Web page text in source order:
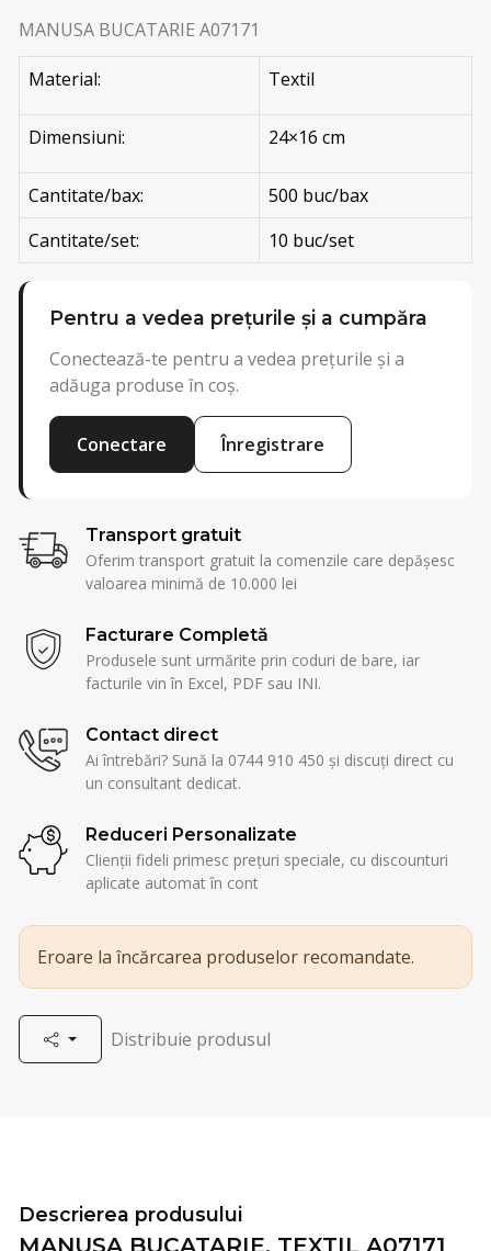
MANUSA BUCATARIE A07171
Material: Textil
Dimensiuni: 24×16 cm
Cantitate/bax:
500 buc/bax
Cantitate/set:
10 buc/set
Pentru a vedea prețurile și a cumpăra
Conectează-te pentru a vedea prețurile și a
adăuga produse în coș.
Conectare Înregistrare
Transport gratuit
Oferim transport gratuit la comenzile care depășesc
valoarea minimă de 10.000 lei
Facturare Completă
Produsele sunt urmărite prin coduri de bare, iar
facturile vin în Excel, PDF sau INI.
Contact direct
Ai întrebări? Sună la 0744 910 450 și discuți direct cu
un consultant dedicat.
Reduceri Personalizate
Clienții fideli primesc prețuri speciale, cu discounturi
aplicate automat în cont
Eroare la încărcarea produselor recomandate.
Distribuie produsul
Descrierea produsului
MANUSA BUCATARIE, TEXTIL A07171